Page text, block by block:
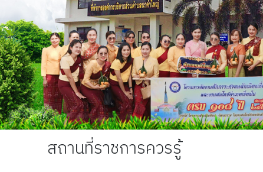
สถานที่ราชการควรรู้